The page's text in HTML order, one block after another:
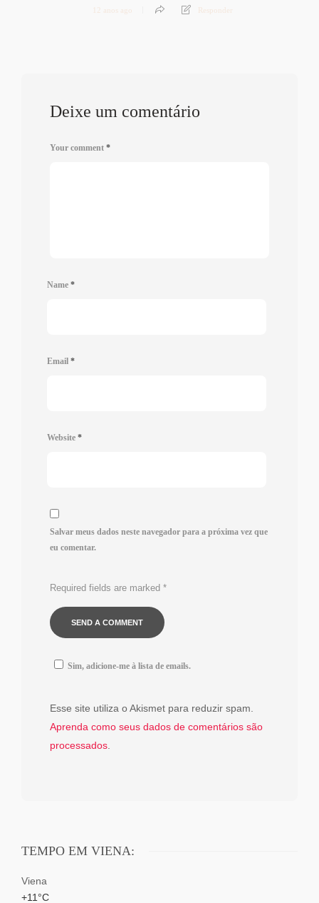
12 anos ago Responder
Deixe um comentário
Your comment *
Name *
Email *
Website *
Salvar meus dados neste navegador para a próxima vez que
eu comentar.
Required fields are marked *
Sim, adicione-me à lista de emails.
Esse site utiliza o Akismet para reduzir spam.
Aprenda como seus dados de comentários são
processados
TEMPO EM VIENA:
Viena
+11°C